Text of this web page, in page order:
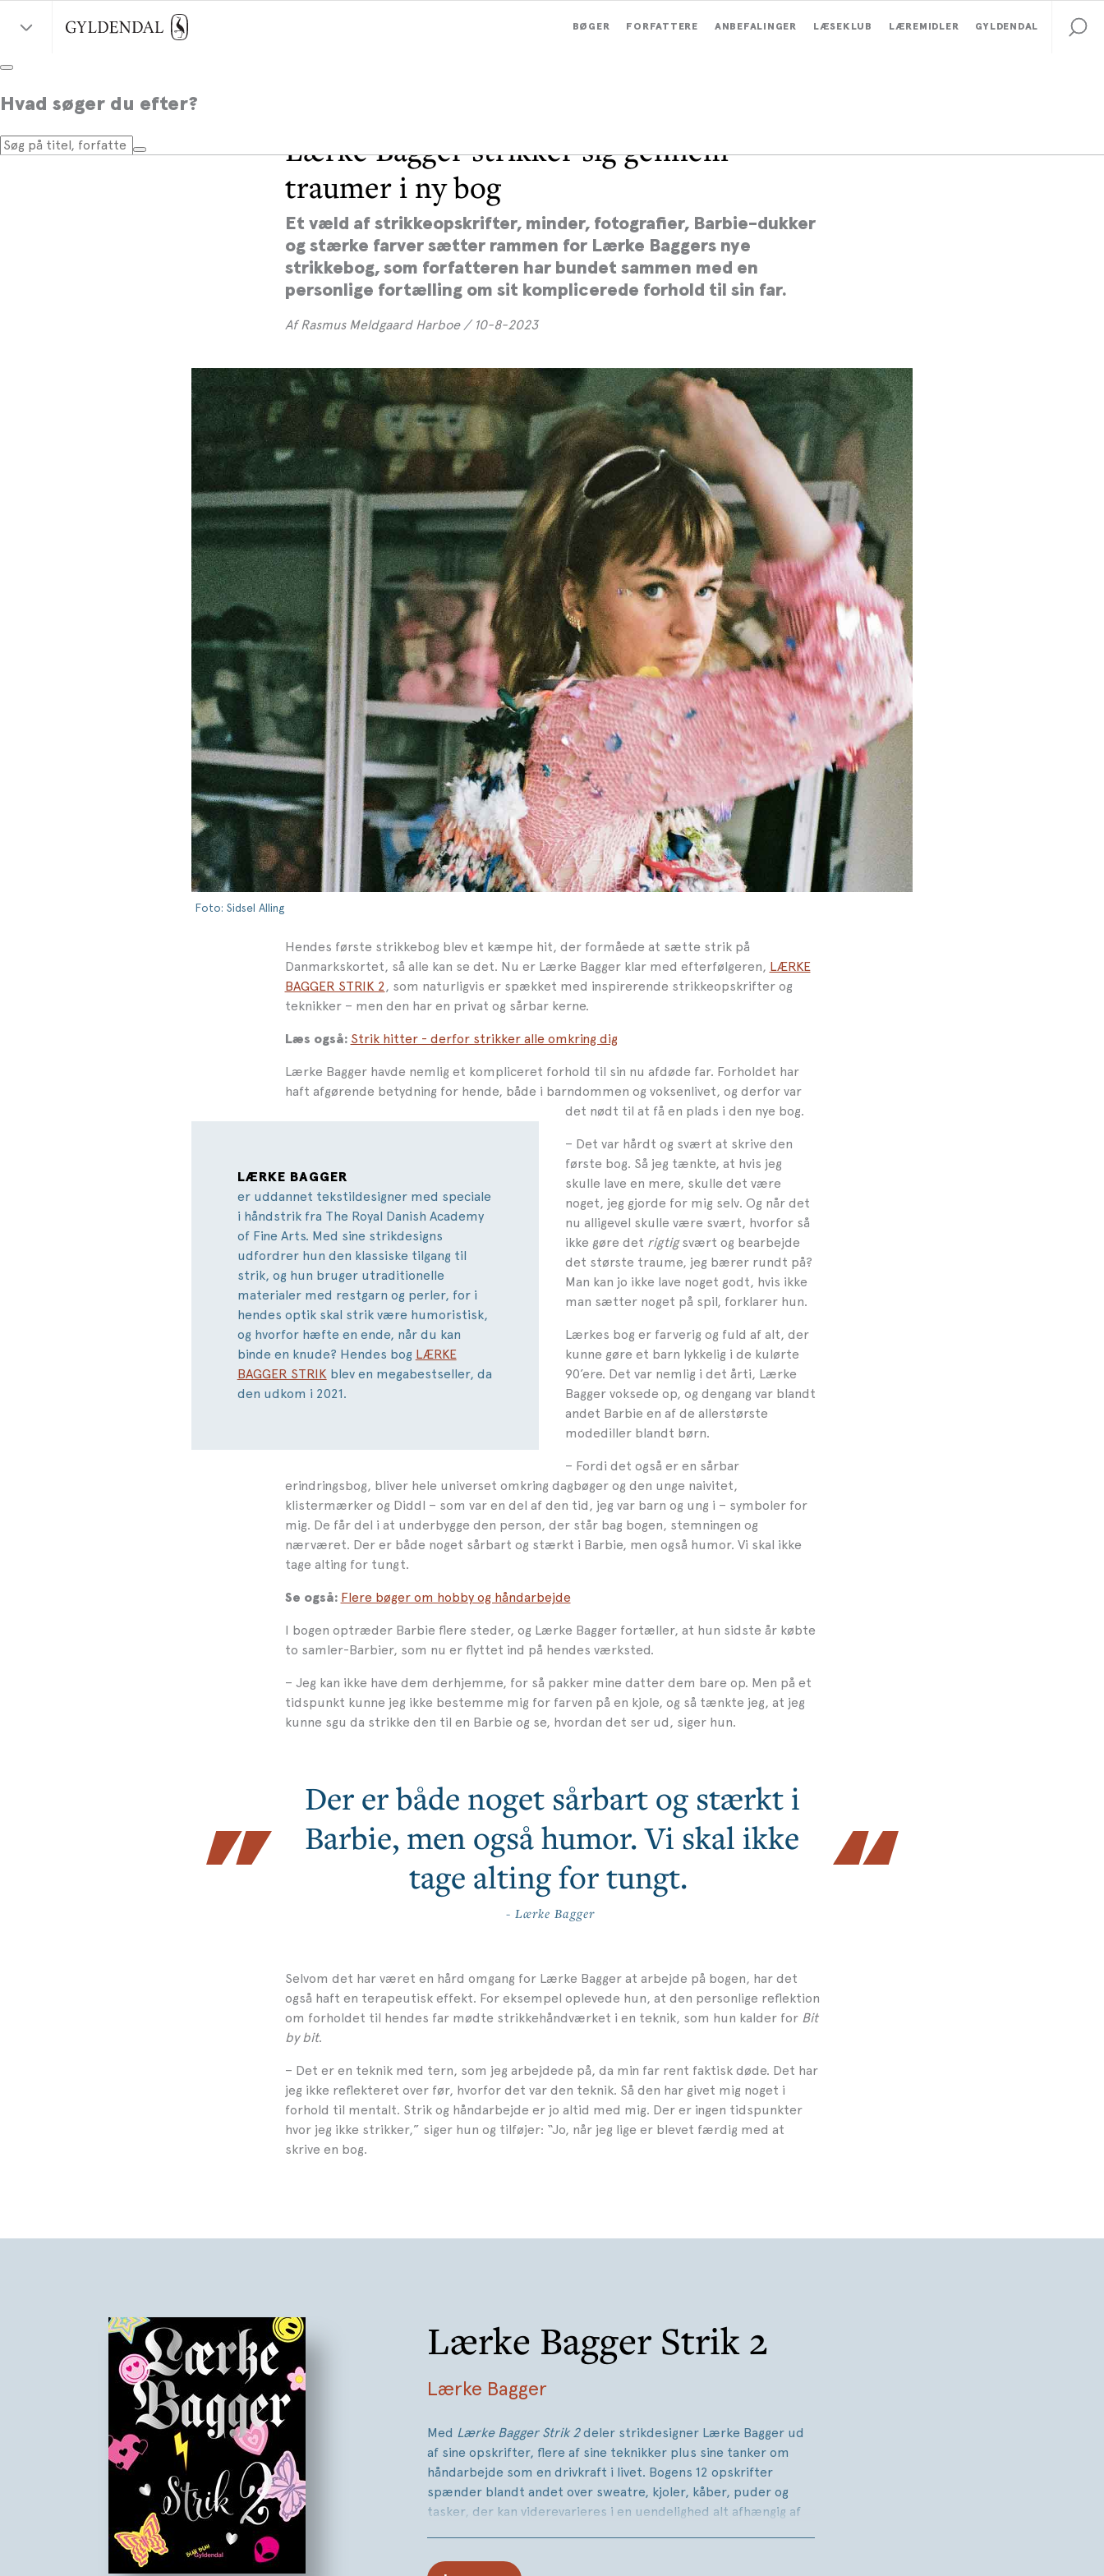
BØGER FORFATTERE ANBEFALINGER LÆSEKLUB LÆREMIDLER GYLDENDAL
Hvad søger du efter?
Lærke Bagger strikker sig gennem
traumer i ny bog
Et væld af strikkeopskrifter, minder, fotografier, Barbie-dukker
og stærke farver sætter rammen for Lærke Baggers nye
strikkebog, som forfatteren har bundet sammen med en
personlige fortælling om sit komplicerede forhold til sin far.
Af Rasmus Meldgaard Harboe / 10-8-2023
Foto: Sidsel Alling
Hendes første strikkebog blev et kæmpe hit, der formåede at sætte strik på
Danmarkskortet, så alle kan se det. Nu er Lærke Bagger klar med efterfølgeren, LÆRKE
BAGGER STRIK 2 , som naturligvis er spækket med inspirerende strikkeopskrifter og
teknikker – men den har en privat og sårbar kerne.
Læs også: Strik hitter - derfor strikker alle omkring dig
Lærke Bagger havde nemlig et kompliceret forhold til sin nu afdøde far. Forholdet har
haft afgørende betydning for hende, både i barndommen og voksenlivet, og derfor var
det nødt til at få en plads i den nye bog.
LÆRKE BAGGER
er uddannet tekstildesigner med speciale
i håndstrik fra The Royal Danish Academy
of Fine Arts. Med sine strikdesigns
udfordrer hun den klassiske tilgang til
strik, og hun bruger utraditionelle
materialer med restgarn og perler, for i
hendes optik skal strik være humoristisk,
og hvorfor hæfte en ende, når du kan
binde en knude? Hendes bog LÆRKE
BAGGER STRIKblev en megabestseller, da
den udkom i 2021.
– Det var hårdt og svært at skrive den
første bog. Så jeg tænkte, at hvis jeg
skulle lave en mere, skulle det være
noget, jeg gjorde for mig selv. Og når det
nu alligevel skulle være svært, hvorfor så
ikke gøre det rigtigsvært og bearbejde
det største traume, jeg bærer rundt på?
Man kan jo ikke lave noget godt, hvis ikke
man sætter noget på spil, forklarer hun.
Lærkes bog er farverig og fuld af alt, der
kunne gøre et barn lykkelig i de kulørte
90’ere. Det var nemlig i det årti, Lærke
Bagger voksede op, og dengang var blandt
andet Barbie en af de allerstørste
modediller blandt børn.
– Fordi det også er en sårbar
erindringsbog, bliver hele universet omkring dagbøger og den unge naivitet,
klistermærker og Diddl – som var en del af den tid, jeg var barn og ung i – symboler for
mig. De får del i at underbygge den person, der står bag bogen, stemningen og
nærværet. Der er både noget sårbart og stærkt i Barbie, men også humor. Vi skal ikke
tage alting for tungt.
Se også: Flere bøger om hobby og håndarbejde
I bogen optræder Barbie flere steder, og Lærke Bagger fortæller, at hun sidste år købte
to samler-Barbier, som nu er flyttet ind på hendes værksted.
– Jeg kan ikke have dem derhjemme, for så pakker mine datter dem bare op. Men på et
tidspunkt kunne jeg ikke bestemme mig for farven på en kjole, og så tænkte jeg, at jeg
kunne sgu da strikke den til en Barbie og se, hvordan det ser ud, siger hun.
Der er både noget sårbart og stærkt i
Barbie, men også humor. Vi skal ikke
tage alting for tungt.
- Lærke Bagger
Selvom det har været en hård omgang for Lærke Bagger at arbejde på bogen, har det
også haft en terapeutisk effekt. For eksempel oplevede hun, at den personlige reflektion
om forholdet til hendes far mødte strikkehåndværket i en teknik, som hun kalder for Bit
by bit.
– Det er en teknik med tern, som jeg arbejdede på, da min far rent faktisk døde. Det har
jeg ikke reflekteret over før, hvorfor det var den teknik. Så den har givet mig noget i
forhold til mentalt. Strik og håndarbejde er jo altid med mig. Der er ingen tidspunkter
hvor jeg ikke strikker,” siger hun og tilføjer: “Jo, når jeg lige er blevet færdig med at
skrive en bog.
Lærke Bagger Strik 2
Lærke Bagger
Med Lærke Bagger Strik 2deler strikdesigner Lærke Bagger ud
af sine opskrifter, flere af sine teknikker plus sine tanker om
håndarbejde som en drivkraft i livet. Bogens 12 opskrifter
spænder blandt andet over sweatre, kjoler, kåber, puder og
tasker, der kan viderevarieres i en uendelighed alt afhængig af
”Knit it out” er bogens mantra – og ærligt fortæller Lærke om